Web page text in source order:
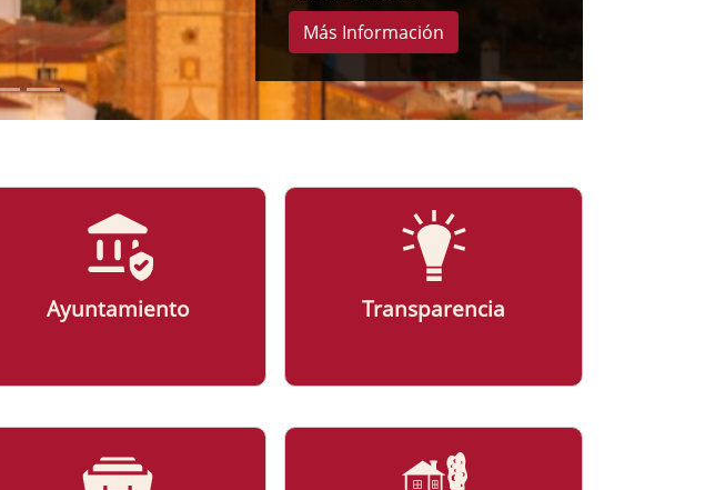
Más Información
Ayuntamiento Transparencia